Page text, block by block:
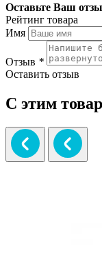
Оставьте Ваш
Рейтинг товара
Имя
Отзыв *
Оставить отзыв
С этим